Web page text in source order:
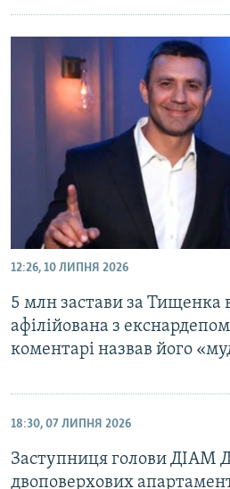
12:26, 10 ЛИПНЯ 2026
5 млн застави за Тищенка
афілійована з
коментарі назвав його
18:30, 07 ЛИПНЯ 2026
Заступниця голови ДІАМ
двоповерхових